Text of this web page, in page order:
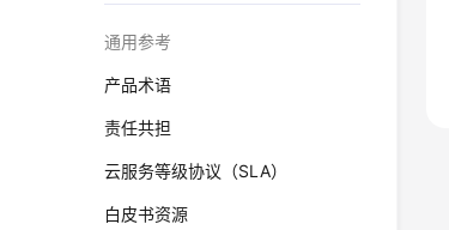
通用参考
产品术语
责任共担
云服务等级协议（SLA）
白皮书资源